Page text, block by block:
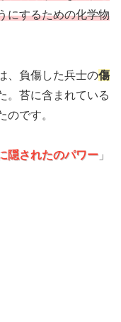
にするための化学物
、負傷した兵士の傷
。苔に含まれている
のです。
隠されたのパワー 」